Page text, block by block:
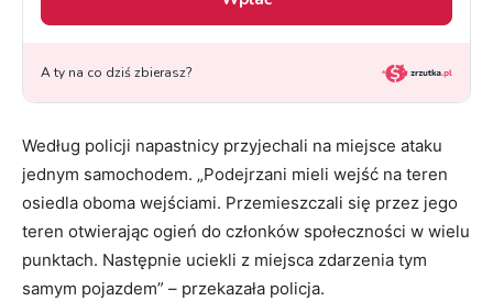
Według policji napastnicy przyjechali na miejsce ataku
jednym samochodem. „Podejrzani mieli wejść na teren
osiedla oboma wejściami. Przemieszczali się przez jego
teren otwierając ogień do członków społeczności w wielu
punktach. Następnie uciekli z miejsca zdarzenia tym
samym pojazdem” – przekazała policja.